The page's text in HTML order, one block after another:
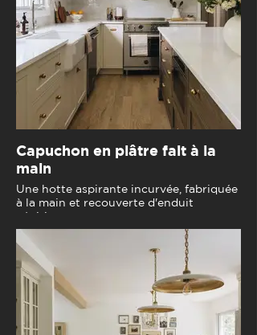
Capuchon en plâtre fait à la
main
Une hotte aspirante incurvée, fabriquée
à la main et recouverte d'enduit
vénitien.